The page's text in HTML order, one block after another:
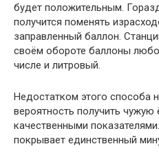
будет положительным.
получится поменять
заправленный баллон.
своём обороте баллоны
числе и литровый.
Недостатком этого способа
вероятность получить
качественными
покрывает единственный